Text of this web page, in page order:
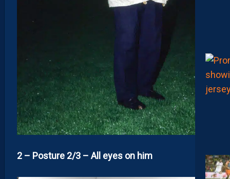
2 – Posture 2/3 – All eyes on him